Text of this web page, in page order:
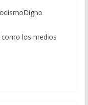
los medios